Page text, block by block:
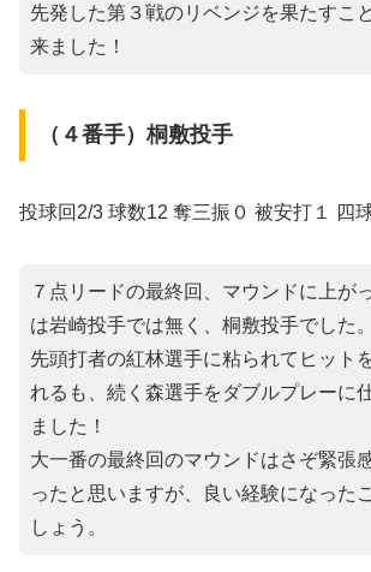
先発した第３戦のリベンジを果たすこ
来ました！
（４番手）桐敷投手
投球回2/3 球数12 奪三振０ 被安打１ 四
７点リードの最終回、マウンドに上が
は岩崎投手では無く、桐敷投手でした。
先頭打者の紅林選手に粘られてヒット
れるも、続く森選手をダブルプレーに
ました！
大一番の最終回のマウンドはさぞ緊張
ったと思いますが、良い経験になった
しょう。